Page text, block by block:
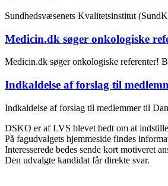
Sundhedsvæsenets Kvalitetsinstitut
Medicin.dk søger onkologiske
Medicin.dk søger onkologiske referenter!
Indkaldelse af forslag til
Indkaldelse af forslag til medlemmer til
DSKO er af LVS blevet bedt om at
På fagudvalgets hjemmeside findes
Interesserede bedes sende kort motiveret
Den udvalgte kandidat får direkte svar.